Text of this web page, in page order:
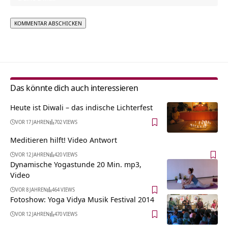
Das könnte dich auch interessieren
Heute ist Diwali – das indische Lichterfest
VOR 17 JAHREN 702 VIEWS
Meditieren hilft! Video Antwort
VOR 12 JAHREN 420 VIEWS
Dynamische Yogastunde 20 Min. mp3,
Video
VOR 8 JAHREN 464 VIEWS
Fotoshow: Yoga Vidya Musik Festival 2014
VOR 12 JAHREN 470 VIEWS